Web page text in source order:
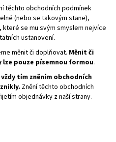
těchto obchodních podmínek
(nebo se takovým stane),
se mu svým smyslem nejvíce
ustanovení.
měnit či doplňovat. Měnit či
pouze písemnou formou.
tím zněním obchodních
Znění těchto obchodních
objednávky z naší strany.